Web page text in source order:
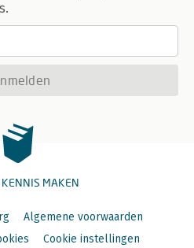
KENNIS MAKEN
Algemene voorwaarden
Cookie instellingen